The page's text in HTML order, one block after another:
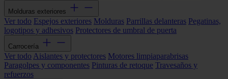
Molduras exteriores
Ver todo Espejos exteriores Molduras Parrillas delanteras Pegatinas,
logotipos y adhesivos Protectores de umbral de puerta
Carrocería
Ver todo Aislantes y protectores Motores limpiaparabrisas
Paragolpes y componentes Pinturas de retoque Travesaños y
refuerzos